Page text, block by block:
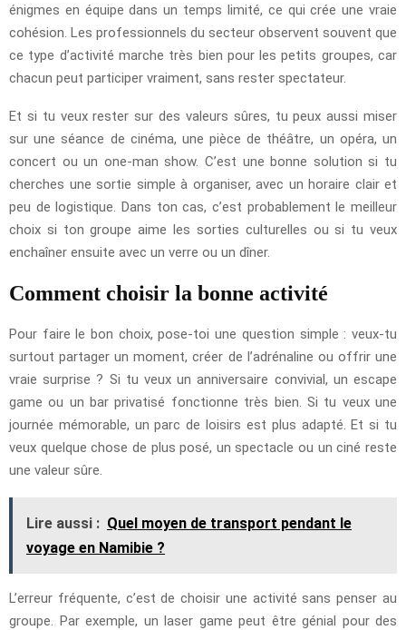
énigmes en équipe dans un temps limité, ce qui crée une vraie
cohésion. Les professionnels du secteur observent souvent que
ce type d’activité marche très bien pour les petits groupes, car
chacun peut participer vraiment, sans rester spectateur.
Et si tu veux rester sur des valeurs sûres, tu peux aussi miser
sur une séance de cinéma, une pièce de théâtre, un opéra, un
concert ou un one-man show. C’est une bonne solution si tu
cherches une sortie simple à organiser, avec un horaire clair et
peu de logistique. Dans ton cas, c’est probablement le meilleur
choix si ton groupe aime les sorties culturelles ou si tu veux
enchaîner ensuite avec un verre ou un dîner.
Comment choisir la bonne activité
Pour faire le bon choix, pose-toi une question simple : veux-tu
surtout partager un moment, créer de l’adrénaline ou offrir une
vraie surprise ? Si tu veux un anniversaire convivial, un escape
game ou un bar privatisé fonctionne très bien. Si tu veux une
journée mémorable, un parc de loisirs est plus adapté. Et si tu
veux quelque chose de plus posé, un spectacle ou un ciné reste
une valeur sûre.
Lire aussi : Quel moyen de transport pendant le
voyage en Namibie ?
L’erreur fréquente, c’est de choisir une activité sans penser au
groupe. Par exemple, un laser game peut être génial pour des